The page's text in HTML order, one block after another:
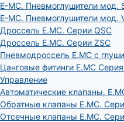
E-MC. Пневмоглушители мод.
E-MC. Пневмоглушители мод.
Дроссель E.MC. Серии QSC
Дроссель E.MC. Серии ZSC
Пневмодроссель E.MC с
Цанговые фитинги E.MC
Управление
Автоматические клапаны,
Обратные клапаны E.MC.
Отсечные клапаны E.MC.